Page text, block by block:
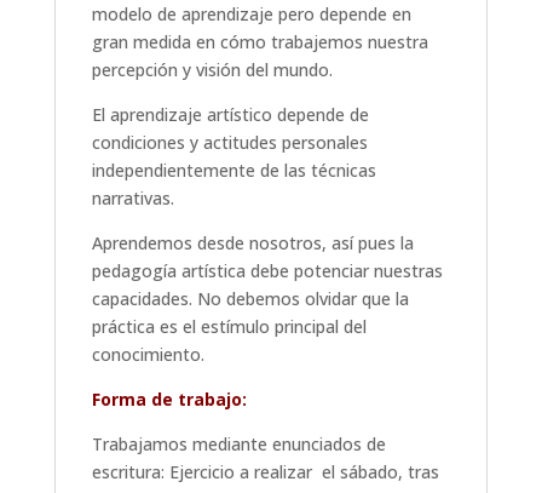
modelo de aprendizaje pero depende en
gran medida en cómo trabajemos nuestra
percepción y visión del mundo.
El aprendizaje artístico depende de
condiciones y actitudes personales
independientemente de las técnicas
narrativas.
Aprendemos desde nosotros, así pues la
pedagogía artística debe potenciar nuestras
capacidades. No debemos olvidar que la
práctica es el estímulo principal del
conocimiento.
Forma de trabajo:
Trabajamos mediante enunciados de
escritura: Ejercicio a realizar el sábado, tras